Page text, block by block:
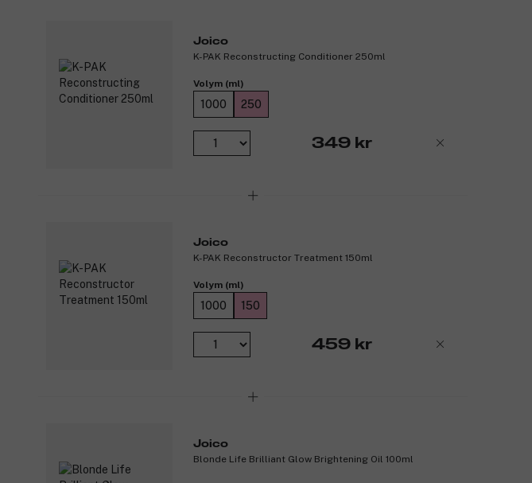
Joico
K-PAK Reconstructing Conditioner 250ml
Volym (ml)
1000 250
349 kr
Joico
K-PAK Reconstructor Treatment 150ml
Volym (ml)
1000 150
459 kr
Joico
Blonde Life Brilliant Glow Brightening Oil 100ml